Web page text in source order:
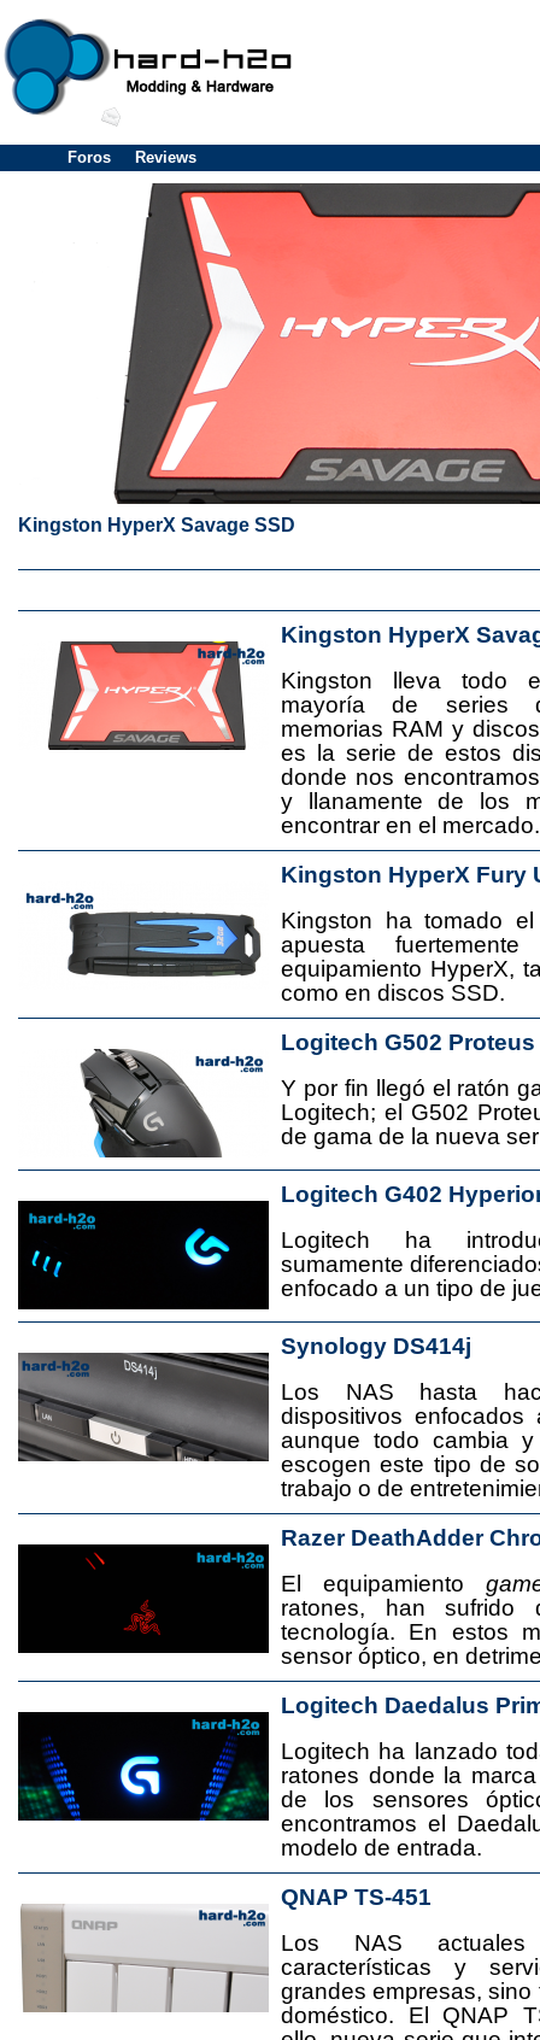
Foros Reviews
Kingston HyperX Savage SSD
Kingston HyperX
Kingston lleva todo
mayoría de series
memorias RAM y
es la serie de estos
donde nos
y llanamente de los
encontrar en el mercado.
Kingston HyperX Fury
Kingston ha tomado
apuesta
equipamiento HyperX,
como en discos SSD.
Logitech G502 Proteus
Y por fin llegó el ratón
Logitech; el G502
de gama de la nueva
Logitech G402
Logitech ha
sumamente
enfocado a un tipo de
Synology DS414j
Los NAS hasta
dispositivos
aunque todo cambia
escogen este tipo de
trabajo o de
Razer DeathAdder
El equipamiento
ratones, han sufrido
tecnología. En estos
sensor óptico, en
Logitech Daedalus
Logitech ha lanzado
ratones donde la
de los sensores
encontramos el
modelo de entrada.
QNAP TS-451
Los NAS
características y
grandes empresas,
doméstico. El QNAP